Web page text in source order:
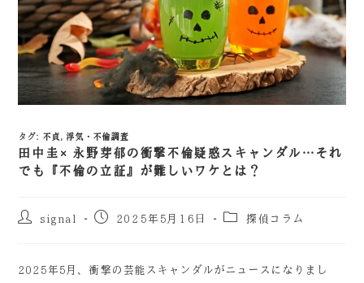
タグ: 不貞, 浮気・不倫調査
田中圭×永野芽郁の衝撃不倫疑惑スキャンダル…それ
でも『不倫の立証』が難しいワケとは？
signal 2025年5月16日 探偵コラム
2025年5月、衝撃の芸能スキャンダルがニュースになりまし